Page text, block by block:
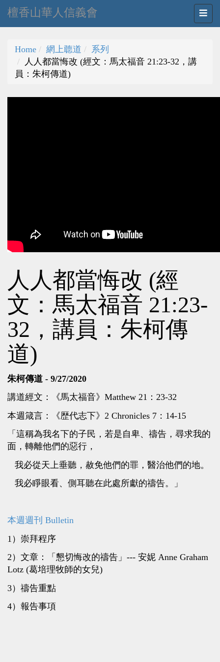
檀香山華人信義會
Home 網上聼道
系列
人人都當悔改 (經文：馬太福音 21:23-32，講
員：朱柯傳道)
人人都當悔改 (經
文：馬太福音 21:23-
32，講員：朱柯傳
道)
朱柯傳道 - 9/27/2020
講道經文：《馬太福音》Matthew 21：23-32
本週箴言：《歴代志下》2 Chronicles 7：14-15
「這稱為我名下的子民，若是自卑、禱告，尋求我的
面，轉離他們的惡行，
我必從天上垂聽，赦免他們的罪，醫治他們的地。
我必睜眼看、側耳聽在此處所獻的禱告。」
本週週刊 Bulletin
1）崇拜程序
2）文章：「懇切悔改的禱告」--- 安妮 Anne Graham
Lotz (葛培理牧師的女兒)
3）禱告重點
4）報告事項